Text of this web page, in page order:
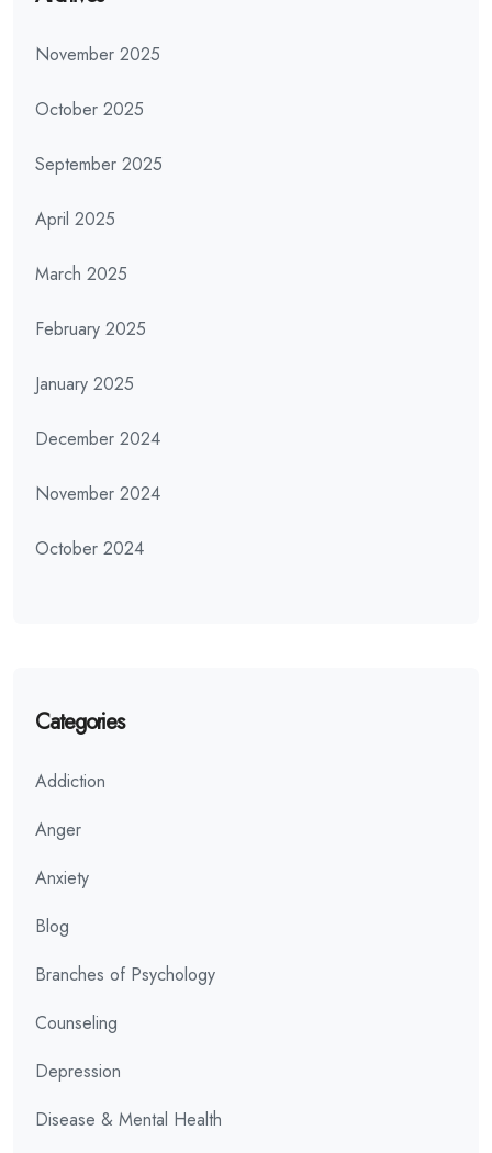
November 2025
October 2025
September 2025
April 2025
March 2025
February 2025
January 2025
December 2024
November 2024
October 2024
Categories
Addiction
Anger
Anxiety
Blog
Branches of Psychology
Counseling
Depression
Disease & Mental Health